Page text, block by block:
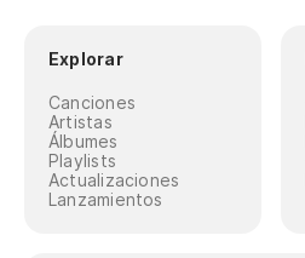
Explorar
Canciones
Artistas
Álbumes
Playlists
Actualizaciones
Lanzamientos